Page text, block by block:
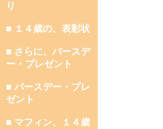
り
■ １４歳の、表彰状
■ さらに、バースデ
ー・プレゼント
■ バースデー・プレ
ゼント
■ マフィン、１４歳